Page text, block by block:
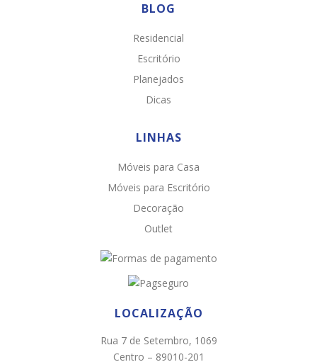
BLOG
Residencial
Escritório
Planejados
Dicas
LINHAS
Móveis para Casa
Móveis para Escritório
Decoração
Outlet
LOCALIZAÇÃO
Rua 7 de Setembro, 1069
Centro – 89010-201
Chat WhatsApp
Por favor, preencha os campos abaixo para